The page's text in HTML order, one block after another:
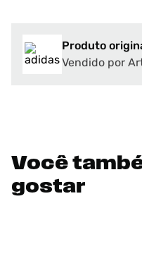
Produto
Vendido por
Você
gostar